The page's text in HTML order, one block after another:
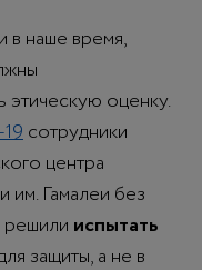
в наше время,
этическую оценку.
сотрудники
центра
им. Гамалеи без
решили испытать
защиты, а не в